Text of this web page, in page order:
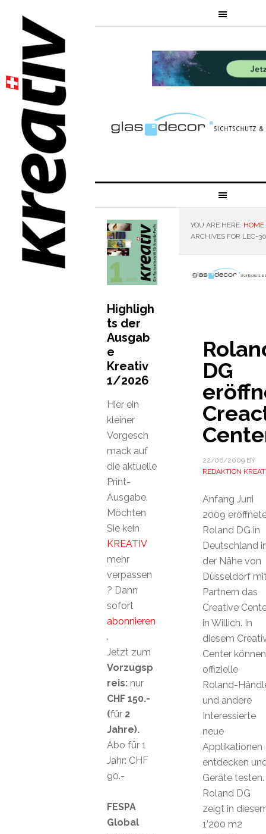
YOU ARE HERE: HOME
ARCHIVES FOR LEC-
DG
22/06/2009BY
REDAKTION
Anfang Juni
2009
Roland DG in
Deutschland
der Nähe von
Düsseldorf
Partnern das
Creative
in Willich. In
diesem
Center können
offizielle
Roland-
und andere
Interessierte
neue
Applikationen
entdecken
Geräte testen.
Roland DG
zeigt in
1’200 m2
Highligh
ts der
Ausgab
e
Kreativ
1/2026
Hier ein
kleiner
Vorgesch
mack auf
die aktuelle
Print-
Ausgabe.
Möchten
Sie kein
KREATIV
mehr
verpassen
? Dann
sofort
abonnieren
.
Jetzt zum
Vorzugsp
reis: nur
CHF 150.-
(für 2
Jahre).
Abo für 1
Jahr: CHF
90.-
FESPA
Global